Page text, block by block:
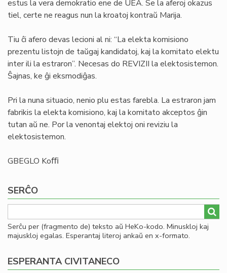
estus la vera demokratio ene de UEA. Se la aferoj okazus
tiel, certe ne reagus nun la kroatoj kontraŭ Marija.
Tiu ĉi afero devas lecioni al ni: “La elekta komisiono
prezentu listojn de taŭgaj kandidatoj, kaj la komitato elektu
inter ili la estraron”. Necesas do REVIZII la elektosistemon.
Ŝajnas, ke ĝi eksmodiĝas.
Pri la nuna situacio, nenio plu estas farebla. La estraron jam
fabrikis la elekta komisiono, kaj la komitato akceptos ĝin
tutan aŭ ne. Por la venontaj elektoj oni reviziu la
elektosistemon.
GBEGLO Koﬃ
SERĈO
Serĉu per (fragmento de) teksto aŭ HeKo-kodo. Minuskloj kaj
majuskloj egalas. Esperantaj literoj ankaŭ en x-formato.
ESPERANTA CIVITANECO